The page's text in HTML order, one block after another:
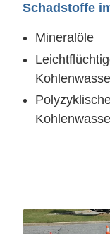
Schadstoffe
Mineralöle